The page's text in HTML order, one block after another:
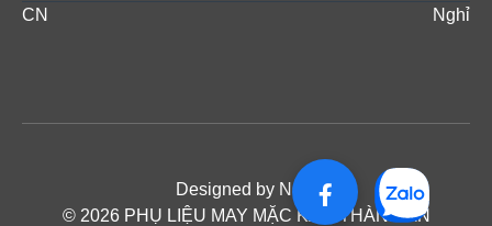
CN
Nghỉ
© 2026 PHỤ LIỆU MAY MẶC KAM THÀNH AN
Designed by NOS